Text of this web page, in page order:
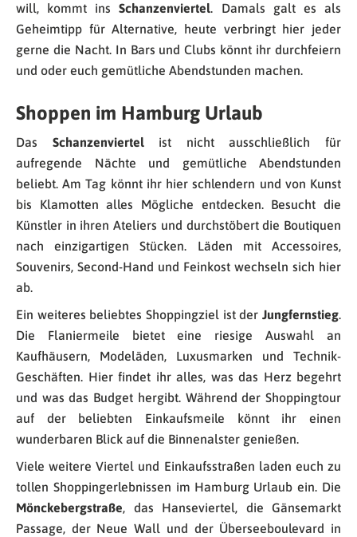
will, kommt insSchanzenviertel. Damals galt es als
Geheimtipp für Alternative, heute verbringt hier jeder
gerne die Nacht. In Bars und Clubs könnt ihr durchfeiern
und oder euch gemütliche Abendstunden machen.
Shoppen im Hamburg Urlaub
Das Schanzenviertelist nicht ausschließlich für
aufregende Nächte und gemütliche Abendstunden
beliebt. Am Tag könnt ihr hier schlendern und von Kunst
bis Klamotten alles Mögliche entdecken. Besucht die
Künstler in ihren Ateliers und durchstöbert die Boutiquen
nach einzigartigen Stücken. Läden mit Accessoires,
Souvenirs, Second-Hand und Feinkost wechseln sich hier
ab.
Ein weiteres beliebtes Shoppingziel ist der Jungfernstieg.
Die Flaniermeile bietet eine riesige Auswahl an
Kaufhäusern, Modeläden, Luxusmarken und Technik-
Geschäften. Hier findet ihr alles, was das Herz begehrt
und was das Budget hergibt. Während der Shoppingtour
auf der beliebten Einkaufsmeile könnt ihr einen
wunderbaren Blick auf die Binnenalster genießen.
Viele weitere Viertel und Einkaufsstraßen laden euch zu
tollen Shoppingerlebnissen im Hamburg Urlaub ein. Die
Mönckebergstraße, das Hanseviertel, die Gänsemarkt
Passage, der Neue Wall und der Überseeboulevard in